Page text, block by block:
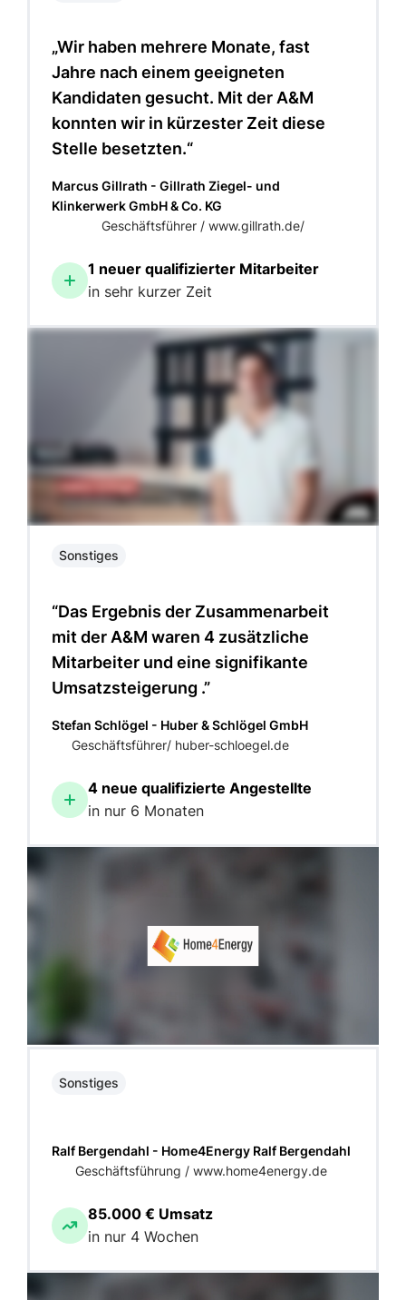
„Wir haben mehrere Monate, fast
Jahre nach einem geeigneten
Kandidaten gesucht. Mit der A&M
konnten wir in kürzester Zeit diese
Stelle besetzten.“
Marcus Gillrath - Gillrath Ziegel- und
Klinkerwerk GmbH & Co. KG
Geschäftsführer / www.gillrath.de/
1 neuer qualifizierter Mitarbeiter
in sehr kurzer Zeit
Sonstiges
“Das Ergebnis der Zusammenarbeit
mit der A&M waren 4 zusätzliche
Mitarbeiter und eine signifikante
Umsatzsteigerung .”
Stefan Schlögel - Huber & Schlögel GmbH
Geschäftsführer/ huber-schloegel.de
4 neue qualifizierte Angestellte
in nur 6 Monaten
Sonstiges
Ralf Bergendahl - Home4Energy Ralf Bergendahl
Geschäftsführung / www.home4energy.de
85.000 € Umsatz
in nur 4 Wochen